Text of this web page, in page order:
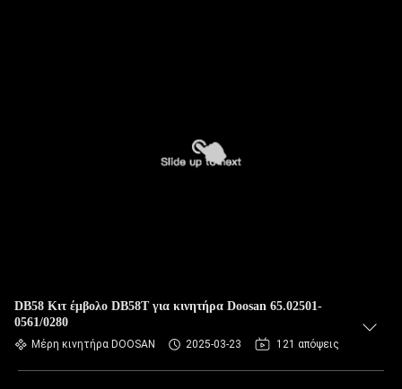
DB58 Κιτ έμβολο DB58T για κινητήρα Doosan 65.02501-
0561/0280
Μέρη κινητήρα DOOSAN 2025-03-23 121 απόψεις